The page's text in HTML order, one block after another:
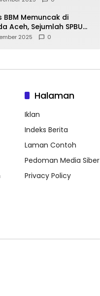
BBM Memuncak di
Aceh, Sejumlah SPBU
Total2025 0
Halaman
Iklan
Indeks Berita
Laman Contoh
Pedoman Media Siber
Privacy Policy